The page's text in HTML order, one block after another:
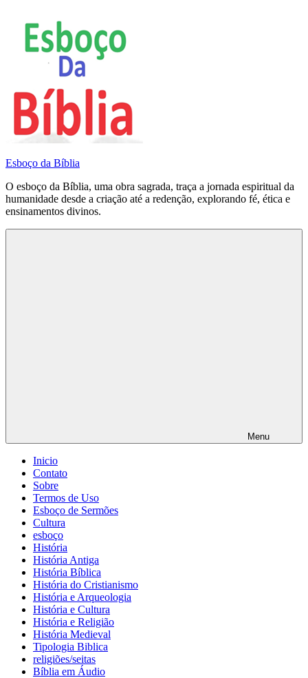
conteúdo
Esboço da Bíblia
O esboço da Bíblia, uma obra sagrada, traça a jornada espiritual da
humanidade desde a criação até a redenção, explorando fé, ética e
ensinamentos divinos.
Menu
Inicio
Contato
Sobre
Termos de Uso
Esboço de Sermões
Cultura
esboço
História
História Antiga
História Bíblica
História do Cristianismo
História e Arqueologia
História e Cultura
História e Religião
História Medieval
Tipologia Biblica
religiões/seitas
Bíblia em Áudio